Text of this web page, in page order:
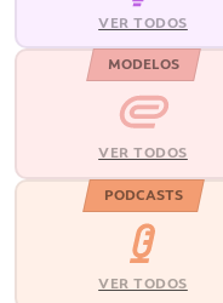
VER TODOS
MODELOS
VER TODOS
PODCASTS
VER TODOS